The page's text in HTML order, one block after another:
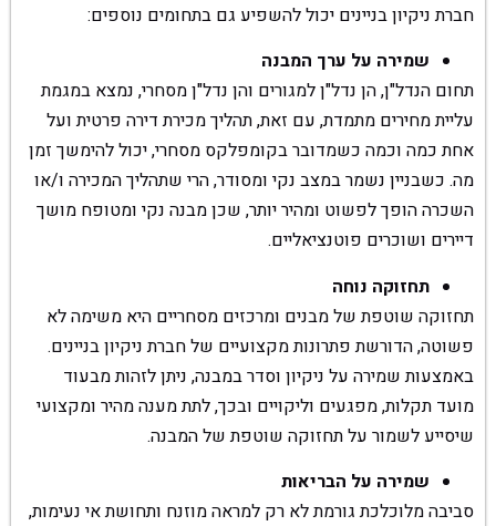
חברת ניקיון בניינים יכול להשפיע גם בתחומים נוספים:
שמירה על ערך המבנה
תחום הנדל"ן, הן נדל"ן למגורים והן נדל"ן מסחרי, נמצא במגמת
עליית מחירים מתמדת, עם זאת, תהליך מכירת דירה פרטית ועל
אחת כמה וכמה כשמדובר בקומפלקס מסחרי, יכול להימשך זמן
מה. כשבניין נשמר במצב נקי ומסודר, הרי שתהליך המכירה ו/או
השכרה הופך לפשוט ומהיר יותר, שכן מבנה נקי ומטופח מושך
דיירים ושוכרים פוטנציאליים.
תחזוקה נוחה
תחזוקה שוטפת של מבנים ומרכזים מסחריים היא משימה לא
פשוטה, הדורשת פתרונות מקצועיים של חברת ניקיון בניינים.
באמצעות שמירה על ניקיון וסדר במבנה, ניתן לזהות מבעוד
מועד תקלות, מפגעים וליקויים ובכך, לתת מענה מהיר ומקצועי
שיסייע לשמור על תחזוקה שוטפת של המבנה.
שמירה על הבריאות
סביבה מלוכלכת גורמת לא רק למראה מוזנח ותחושת אי נעימות,